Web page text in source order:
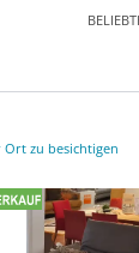
Ort zu besichtigen